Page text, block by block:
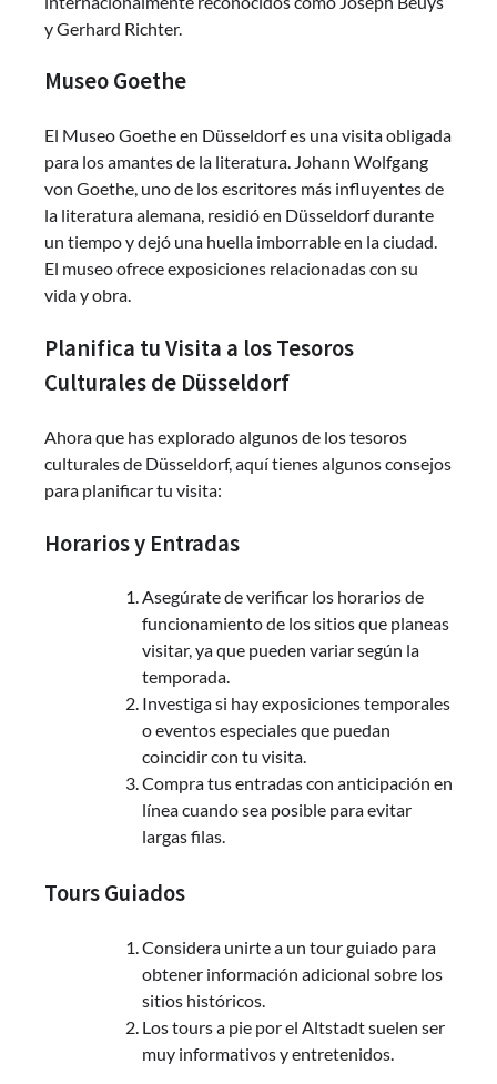
y Gerhard Richter.
Museo Goethe
El Museo Goethe en Düsseldorf es una visita obligada
para los amantes de la literatura. Johann Wolfgang
von Goethe, uno de los escritores más influyentes de
la literatura alemana, residió en Düsseldorf durante
un tiempo y dejó una huella imborrable en la ciudad.
El museo ofrece exposiciones relacionadas con su
vida y obra.
Planifica tu Visita a los Tesoros
Culturales de Düsseldorf
Ahora que has explorado algunos de los tesoros
culturales de Düsseldorf, aquí tienes algunos consejos
para planificar tu visita:
Horarios y Entradas
Asegúrate de verificar los horarios de
funcionamiento de los sitios que planeas
visitar, ya que pueden variar según la
temporada.
Investiga si hay exposiciones temporales
o eventos especiales que puedan
coincidir con tu visita.
Compra tus entradas con anticipación en
línea cuando sea posible para evitar
largas filas.
Tours Guiados
Considera unirte a un tour guiado para
obtener información adicional sobre los
sitios históricos.
Los tours a pie por el Altstadt suelen ser
muy informativos y entretenidos.